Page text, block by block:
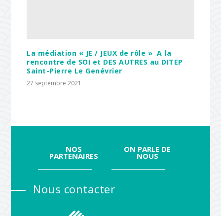
La médiation « JE / JEUX de rôle » A la
rencontre de SOI et DES AUTRES au DITEP
Saint-Pierre Le Genévrier
27 septembre 2021
NOS
PARTENAIRES
ON PARLE DE
NOUS
Nous contacter